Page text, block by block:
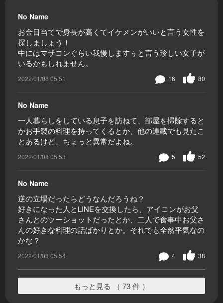
No Name
お金目当てで身長が高くてイケメンがいいと言う女性を
探しましょう！
中にはマザコンぐらい我慢しますぅと言う珍しい女子が
いるかもしれません。
2022/01/08 05:51 80
16
No Name
一人暮らしをしている息子を訪ねて、部屋を掃除すると
かお手製の料理を持ってくるとか、他の連載でも見たこ
とあるけど、ちょっと異常だよね。
2022/01/08 05:53 52
5
No Name
逆の立場だったらどうなんだろうね？
好きになった人とLINEを交換したら、アイコンがお父
さんとのツーショットだったとか、二人で食事中お父さ
んの好きな料理の話ばかりとか。それでも全然平気なの
かな？
2022/01/08 05:54 38
4
もっと見る （ 73 件 ）